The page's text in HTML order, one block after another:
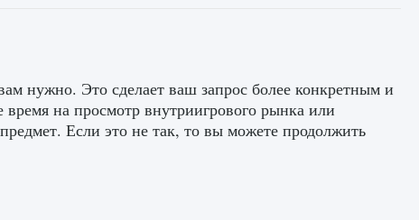
нужно. Это сделает ваш запрос более конкретным и
на просмотр внутриигрового рынка или
Если это не так, то вы можете продолжить